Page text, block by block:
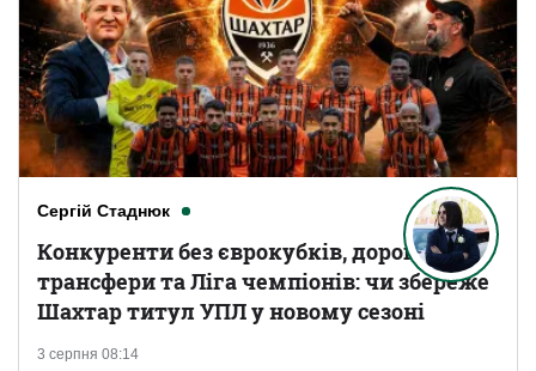
Сергій Стаднюк
3 серпня 08:14
Конкуренти без єврокубків, дорогі
трансфери та Ліга чемпіонів: чи збереже
Шахтар титул УПЛ у новому сезоні